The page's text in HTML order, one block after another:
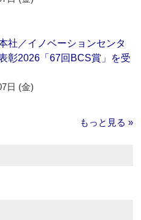
社／イノベーションセンタ
彰2026「67回BCS賞」を受
日 (金)
もっと見る »